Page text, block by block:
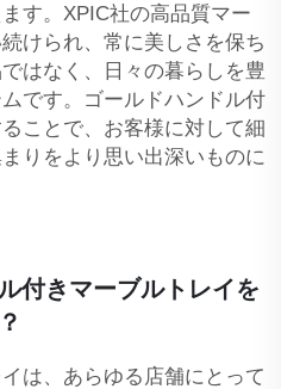
す。XPIC社の高品質マー
けられ、常に美しさを保ち
はなく、日々の暮らしを豊
です。ゴールドハンドル付
ことで、お客様に対して細
りをより思い出深いものに
付きマーブルトレイを
は、あらゆる店舗にとって